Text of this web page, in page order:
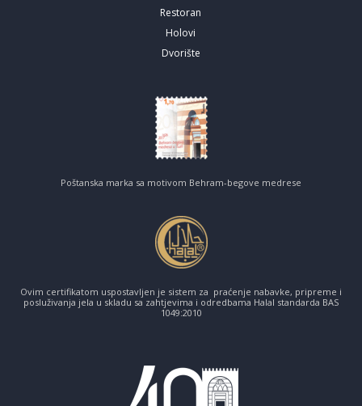
Restoran
Holovi
Dvorište
Poštanska marka sa motivom Behram-begove medrese
Ovim certifikatom uspostavljen je sistem za praćenje nabavke, pripreme i
posluživanja jela u skladu sa zahtjevima i odredbama Halal standarda BAS
1049:2010